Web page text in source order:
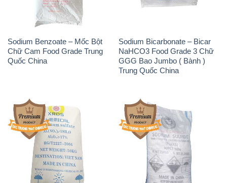
Sodium Benzoate – Mốc Bột
Chữ Cam Food Grade Trung
Quốc China
Sodium Bicarbonate – Bicar
NaHCO3 Food Grade 3 Chữ
GGG Bao Jumbo ( Bành )
Trung Quốc China